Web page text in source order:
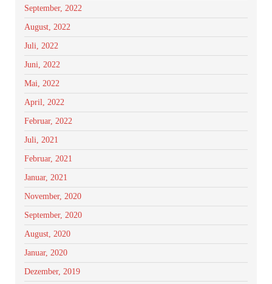
September, 2022
August, 2022
Juli, 2022
Juni, 2022
Mai, 2022
April, 2022
Februar, 2022
Juli, 2021
Februar, 2021
Januar, 2021
November, 2020
September, 2020
August, 2020
Januar, 2020
Dezember, 2019